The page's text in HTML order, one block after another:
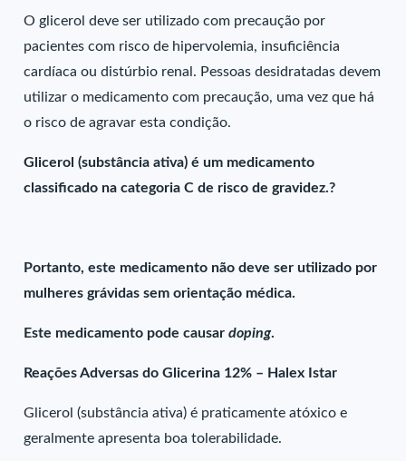
O glicerol deve ser utilizado com precaução por
pacientes com risco de hipervolemia, insuficiência
cardíaca ou distúrbio renal. Pessoas desidratadas devem
utilizar o medicamento com precaução, uma vez que há
o risco de agravar esta condição.
Glicerol (substância ativa) é um medicamento
classificado na categoria C de risco de gravidez.?
Portanto, este medicamento não deve ser utilizado por
mulheres grávidas sem orientação médica.
Este medicamento pode causardoping.
Reações Adversas do Glicerina 12% – Halex Istar
Glicerol (substância ativa) é praticamente atóxico e
geralmente apresenta boa tolerabilidade.